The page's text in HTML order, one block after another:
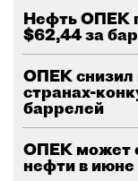
Нефть ОПЕК
$62,44 за
ОПЕК снизил
странах-
баррелей
ОПЕК может
нефти в